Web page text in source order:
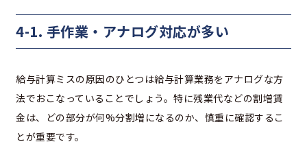
4-1. 手作業・アナログ対応が多い
給与計算ミスの原因のひとつは給与計算業務をアナログな方
法でおこなっていることでしょう。特に残業代などの割増賃
金は、どの部分が何%分割増になるのか、慎重に確認するこ
とが重要です。